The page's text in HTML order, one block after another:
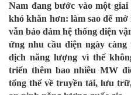
Nam đang bước vào một
khó khăn hơn: làm sao để
vẫn bảo đảm hệ thống điện
ứng nhu cầu điện ngày
dịch năng lượng vì thế
triển thêm bao nhiêu MW
tổng thể về truyền tải, lưu